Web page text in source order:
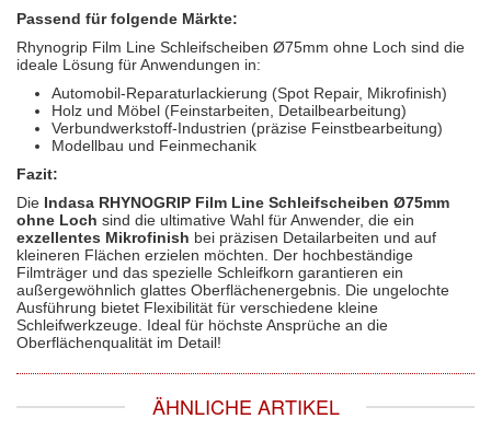
Passend für folgende Märkte:
Rhynogrip Film Line Schleifscheiben Ø75mm ohne Loch sind die
ideale Lösung für Anwendungen in:
Automobil-Reparaturlackierung (Spot Repair, Mikrofinish)
Holz und Möbel (Feinstarbeiten, Detailbearbeitung)
Verbundwerkstoff-Industrien (präzise Feinstbearbeitung)
Modellbau und Feinmechanik
Fazit:
Die Indasa RHYNOGRIP Film Line Schleifscheiben Ø75mm
ohne Loch sind die ultimative Wahl für Anwender, die ein
exzellentes Mikrofinish bei präzisen Detailarbeiten und auf
kleineren Flächen erzielen möchten. Der hochbeständige
Filmträger und das spezielle Schleifkorn garantieren ein
außergewöhnlich glattes Oberflächenergebnis. Die ungelochte
Ausführung bietet Flexibilität für verschiedene kleine
Schleifwerkzeuge. Ideal für höchste Ansprüche an die
Oberflächenqualität im Detail!
ÄHNLICHE ARTIKEL